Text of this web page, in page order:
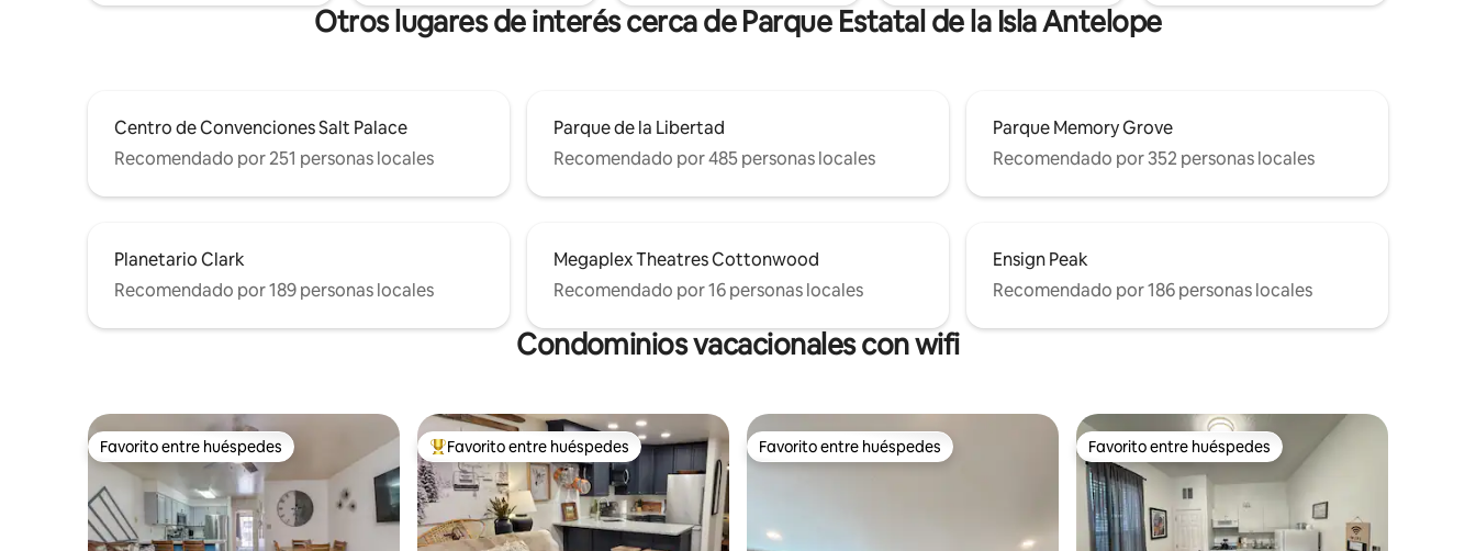
in autónomo. El reinicio con conexión aOtros lugares de interés cerca de Parque Estatal de la Isla Antelope
Centro de Convenciones Salt Palace
Recomendado por 251 personas locales
Parque de la Libertad
Recomendado por 485 personas locales
Parque Memory Grove
Recomendado por 352 personas locales
Planetario Clark
Recomendado por 189 personas locales
Megaplex Theatres Cottonwood
Recomendado por 16 personas locales
Ensign Peak
Recomendado por 186 personas locales
Condominios vacacionales con wifi
Favorito entre huéspedes
Favorito entre huéspedes Favorito entre huéspedes preferido
Favorito entre huéspedes Favorito entre huéspedes
Favorito entre huéspedes Favorito entre huéspedes
Favorito entre huéspedes